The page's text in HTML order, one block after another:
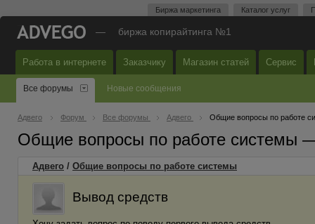
Биржа маркетинга Каталог услуг
— биржа копирайтинга №1
Работа в интернете Заказчику Магазин статей Сервис
Все форумы Новые сообщения
Адвего Форум Все форумы Адвего Общие вопросы по работе
Общие вопросы по работе системы
Адвего / Общие вопросы по работе системы
Вывод средств